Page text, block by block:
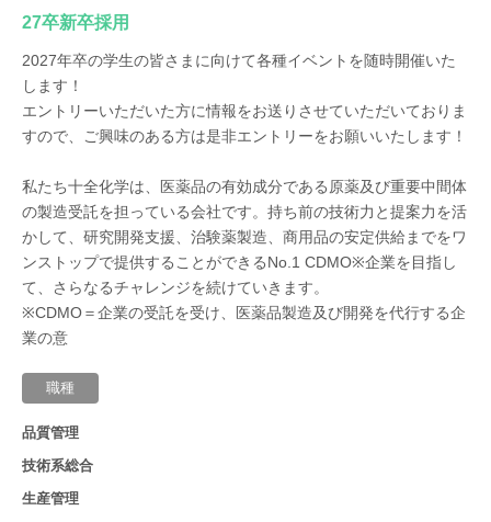
27卒新卒採用
2027年卒の学生の皆さまに向けて各種イベントを随時開催いた
します！
エントリーいただいた方に情報をお送りさせていただいておりま
すので、ご興味のある方は是非エントリーをお願いいたします！
私たち十全化学は、医薬品の有効成分である原薬及び重要中間体
の製造受託を担っている会社です。持ち前の技術力と提案力を活
かして、研究開発支援、治験薬製造、商用品の安定供給までをワ
ンストップで提供することができるNo.1 CDMO※企業を目指し
て、さらなるチャレンジを続けていきます。
※CDMO＝企業の受託を受け、医薬品製造及び開発を代行する企
業の意
職種
品質管理
技術系総合
生産管理